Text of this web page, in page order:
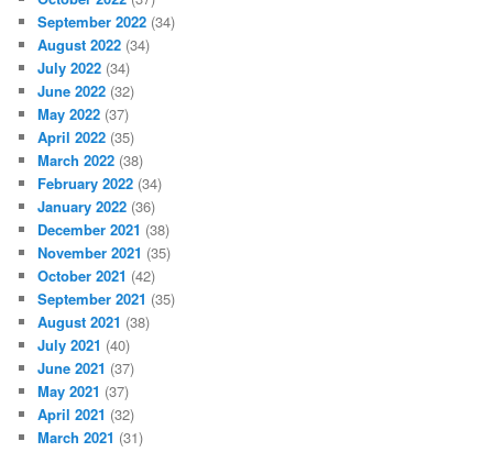
September 2022 (34)
August 2022 (34)
July 2022 (34)
June 2022 (32)
May 2022 (37)
April 2022 (35)
March 2022 (38)
February 2022 (34)
January 2022 (36)
December 2021 (38)
November 2021 (35)
October 2021 (42)
September 2021 (35)
August 2021 (38)
July 2021 (40)
June 2021 (37)
May 2021 (37)
April 2021 (32)
March 2021 (31)